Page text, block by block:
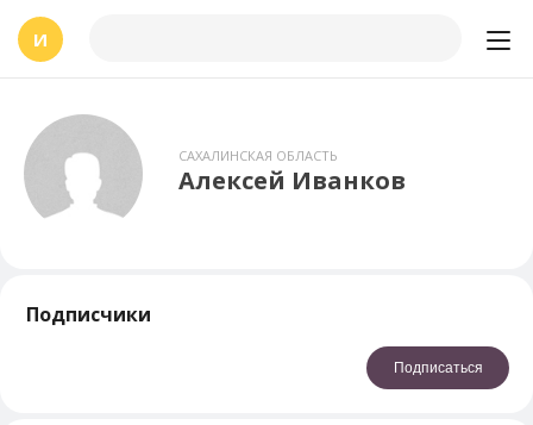
И
САХАЛИНСКАЯ ОБЛАСТЬ
Алексей Иванков
Подписчики
Подписаться